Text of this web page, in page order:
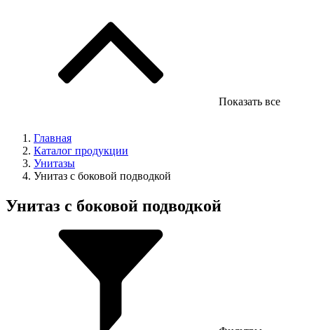
Показать все
Главная
Каталог продукции
Унитазы
Унитаз с боковой подводкой
Унитаз с боковой подводкой